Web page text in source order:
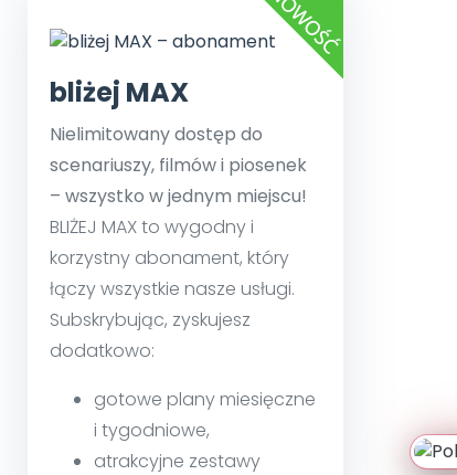
bliżej MAX
Nielimitowany dostęp do
scenariuszy, filmów i piosenek
– wszystko w jednym miejscu!
BLIŻEJ MAX to wygodny i
korzystny abonament, który
łączy wszystkie nasze usługi.
Subskrybując, zyskujesz
dodatkowo:
gotowe plany miesięczne
i tygodniowe,
atrakcyjne zestawy